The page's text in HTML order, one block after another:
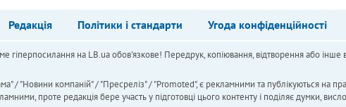
Редакція Політики і стандарти Угода конфіденційності
гіперпосилання на LB.ua обов'язкове! Передрук, копіювання, відтворення або інше
/ "Новини компаній" / "Пресреліз" / "Promoted", є рекламними та публікуються на
проте редакція бере участь у підготовці цього контенту і поділяє думки,